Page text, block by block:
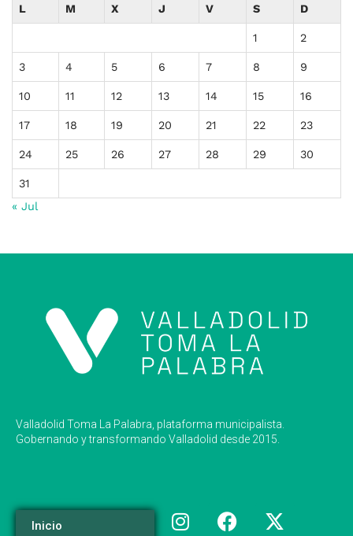
L M X J V S D
1 2
3 4 5 6 7 8 9
10 11 12 13 14 15 16
17 18 19 20 21 22 23
24 25 26 27 28 29 30
31
« Jul
Valladolid Toma La Palabra, plataforma municipalista.
Gobernando y transformando Valladolid desde 2015.
Inicio